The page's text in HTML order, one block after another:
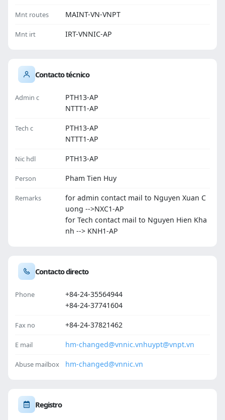
Mnt routes MAINT-VN-VNPT
Mnt irt IRT-VNNIC-AP
Contacto técnico
Admin c
PTH13-AP
NTTT1-AP
Tech c
PTH13-AP
NTTT1-AP
Nic hdl PTH13-AP
Person Pham Tien Huy
Remarks
for admin contact mail to Nguyen Xuan C
uong -->NXC1-AP
for Tech contact mail to Nguyen Hien Kha
nh --> KNH1-AP
Contacto directo
Phone
+84-24-35564944
+84-24-37741604
Fax no +84-24-37821462
E mail hm-changed@vnnic.vnhuypt@vnpt.vn
Abuse mailbox hm-changed@vnnic.vn
Registro